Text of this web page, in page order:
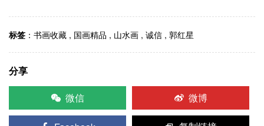
标签 ： 书画收藏 , 国画精品 , 山水画 , 诚信 , 郭红星
分享
微信
微博